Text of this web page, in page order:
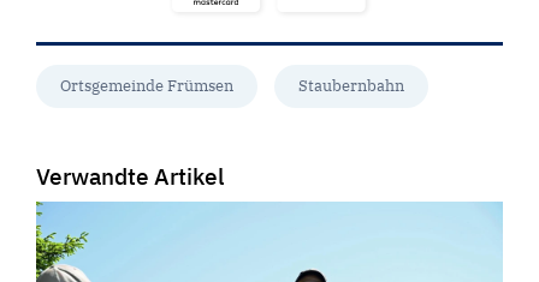
Ortsgemeinde Frümsen Staubernbahn
Verwandte Artikel